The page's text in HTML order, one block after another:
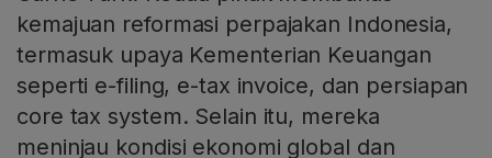
kemajuan reformasi perpajakan Indonesia,
termasuk upaya Kementerian Keuangan
seperti e-filing, e-tax invoice, dan persiapan
core tax system. Selain itu, mereka
meninjau kondisi ekonomi global dan